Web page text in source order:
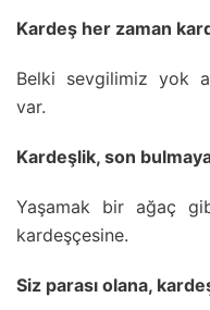
Kardeş her zaman
Belki sevgilimiz yok
var.
Kardeşlik, son
Yaşamak bir ağaç
kardeşçesine.
Siz parası olana,